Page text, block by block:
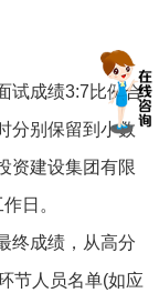
试成绩3:7比例合
分别保留到小数
资建设集团有限
日。
终成绩，从高分
节人员名单(如应